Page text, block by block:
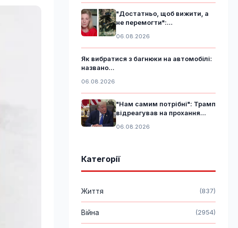
"Достатньо, щоб вижити, а
не перемогти":...
06.08.2026
Як вибратися з багнюки на автомобілі:
названо...
06.08.2026
"Нам самим потрібні": Трамп
відреагував на прохання...
06.08.2026
Категорії
Життя (837)
Війна (2954)